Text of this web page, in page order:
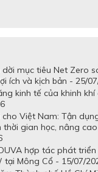
mục tiêu Net Zero
ích và kịch bản - 25/
kinh tế của khinh
Việt Nam: Tận
thời gian học, nâng
hợp tác phát
tại Mông Cổ - 15/07/